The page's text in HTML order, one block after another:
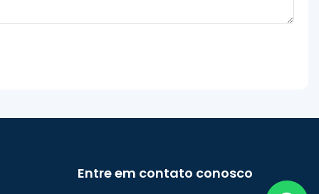
Entre em contato conosco